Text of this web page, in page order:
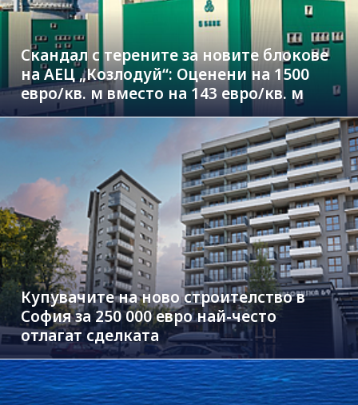
Скандал с терените за новите блокове
на АЕЦ „Козлодуй“: Оценени на 1500
евро/кв. м вместо на 143 евро/кв. м
Купувачите на ново строителство в
София за 250 000 евро най-често
отлагат сделката